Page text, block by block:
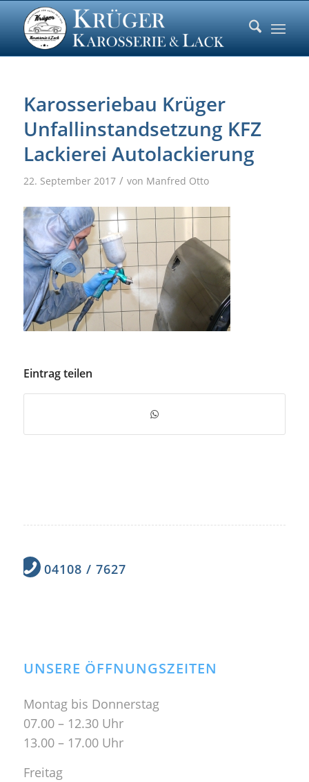
Karosseriebau Krüger
Unfallinstandsetzung KFZ
Lackierei Autolackierung
22. September 2017 / von Manfred Otto
Eintrag teilen
04108 / 7627
UNSERE ÖFFNUNGSZEITEN
Montag bis Donnerstag
07.00 – 12.30 Uhr
13.00 – 17.00 Uhr
Freitag